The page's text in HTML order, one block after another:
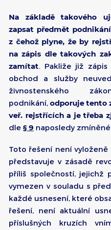
Na základě takového
zapsat předmět
z čehož plyne, že by
na zápis dle takových
zamítat . Pakliže již
obchod a služby
živnostenského
podnikání ,odporuje tento
veř. rejstřících a je třeba
dle § 9 naposledy
Toto řešení není
představuje v zásadě
příliš společností, jejichž
vymezen v souladu s
každé usnesení, které
řešení, není aktuální
příslušných kruzích